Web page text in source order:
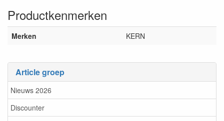
Article groep
Nieuws 2026
Discounter
Productkenmerken
Merken KERN